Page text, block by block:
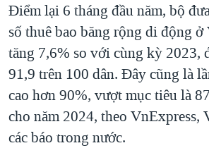
Điểm lại 6 tháng đầu năm, bộ
số thuê bao băng rộng di động ở
tăng 7,6% so với cùng kỳ 2023,
91,9 trên 100 dân. Đây cũng là
cao hơn 90%, vượt mục tiêu là
cho năm 2024, theo VnExpress,
các báo trong nước.